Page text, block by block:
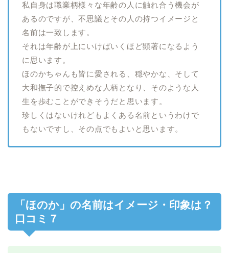
私自身は職業柄様々な年齢の人に触れ合う機会が
あるのですが、不思議とその人の持つイメージと
名前は一致します。
それは年齢が上にいけばいくほど顕著になるよう
に思います。
ほのかちゃんも皆に愛される、穏やかな、そして
大和撫子的で控えめな人柄となり、そのような人
生を歩むことができそうだと思います。
珍しくはないけれどもよくある名前というわけで
もないですし、その点でもよいと思います。
「ほのか」の名前はイメージ・印象は？
口コミ７